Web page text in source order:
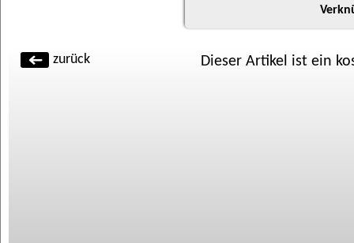
zurück Dieser Artikel ist ein